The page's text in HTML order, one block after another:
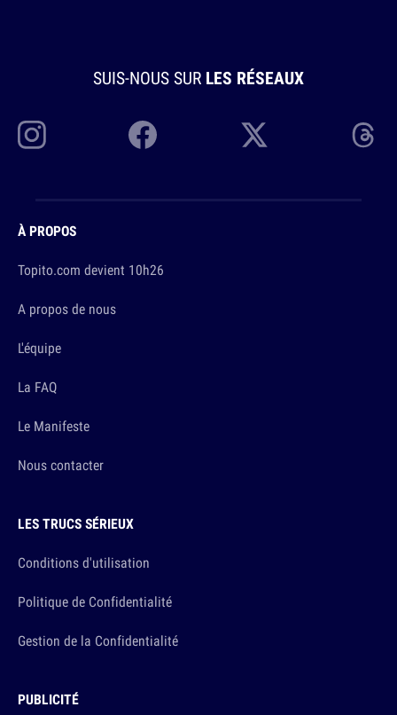
SUIS-NOUS SUR LES RÉSEAUX
À PROPOS
Topito.com devient 10h26
A propos de nous
L'équipe
La FAQ
Le Manifeste
Nous contacter
LES TRUCS SÉRIEUX
Conditions d'utilisation
Politique de Confidentialité
Gestion de la Confidentialité
PUBLICITÉ